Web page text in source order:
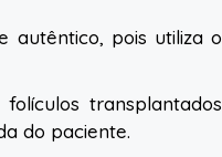
autêntico, pois utiliza o
transplantados
do paciente.